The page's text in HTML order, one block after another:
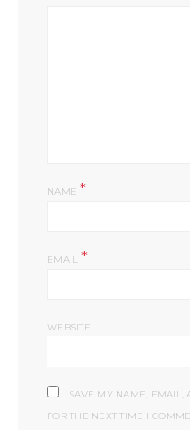
NAME*
EMAIL *
WEBSITE
SAVE MY NAME, EMAIL,
FOR THE NEXT TIME I